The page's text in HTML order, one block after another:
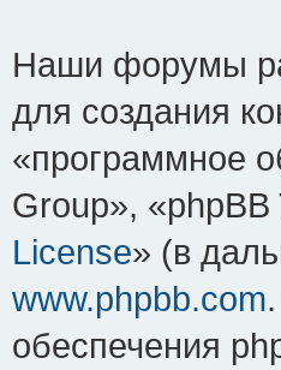
Наши форумы
для создания
«программное
Group»,
License» (в
www.phpbb.com
обеспечения